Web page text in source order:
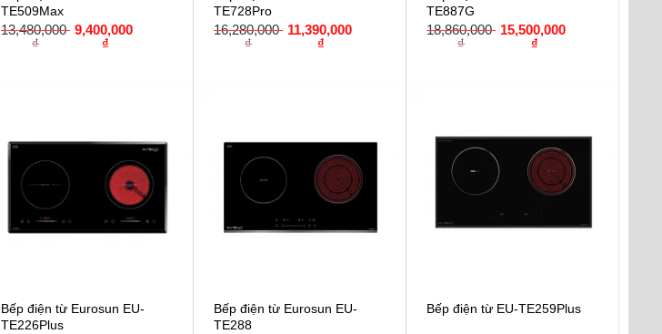
TE509Max
13,480,000
₫
9,400,000
₫
TE728Pro
16,280,000
₫
11,390,000
₫
TE887G
18,860,000
₫
15,500,000
₫
Bếp điện từ Eurosun EU-
TE226Plus
Bếp điện từ Eurosun EU-
TE288
Bếp điện từ EU-TE259Plus